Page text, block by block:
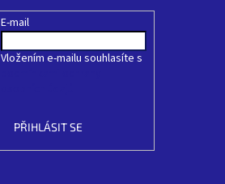
E-mail
Vložením e-mailu souhlasíte s
PŘIHLÁSIT SE